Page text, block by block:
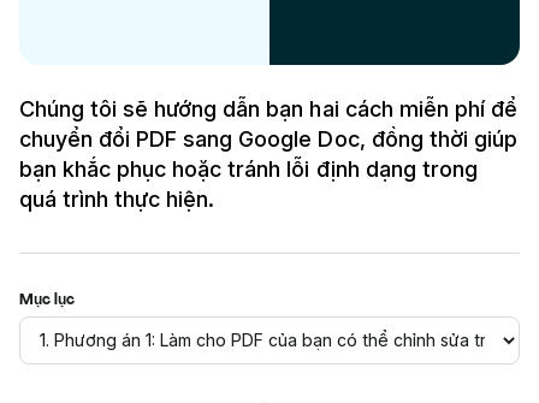
Chúng tôi sẽ hướng dẫn bạn hai cách miễn phí để
chuyển đổi PDF sang Google Doc, đồng thời giúp
bạn khắc phục hoặc tránh lỗi định dạng trong
quá trình thực hiện.
Mục lục